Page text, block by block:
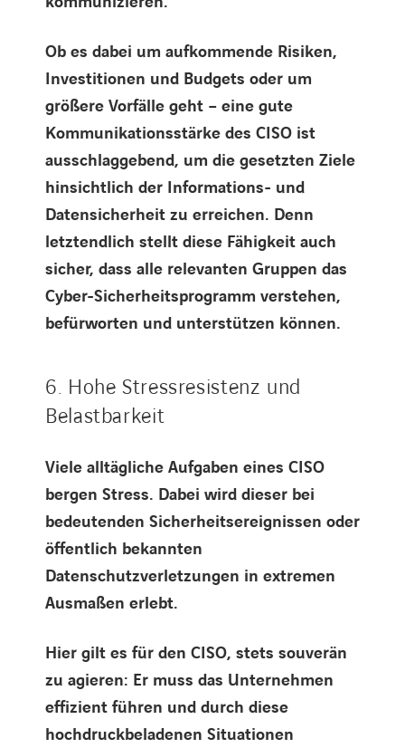
Ob es dabei um aufkommende Risiken,
Investitionen und Budgets oder um
größere Vorfälle geht – eine gute
Kommunikationsstärke des CISO ist
ausschlaggebend, um die gesetzten Ziele
hinsichtlich der Informations- und
Datensicherheit zu erreichen. Denn
letztendlich stellt diese Fähigkeit auch
sicher, dass alle relevanten Gruppen das
Cyber-Sicherheitsprogramm verstehen,
befürworten und unterstützen können.
6. Hohe Stressresistenz und
Belastbarkeit
Viele alltägliche Aufgaben eines CISO
bergen Stress. Dabei wird dieser bei
bedeutenden Sicherheitsereignissen oder
öffentlich bekannten
Datenschutzverletzungen in extremen
Ausmaßen erlebt.
Hier gilt es für den CISO, stets souverän
zu agieren: Er muss das Unternehmen
effizient führen und durch diese
hochdruckbeladenen Situationen